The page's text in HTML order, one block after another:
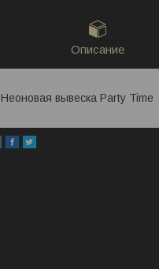
Описание
Неоновая вывеска Party Time